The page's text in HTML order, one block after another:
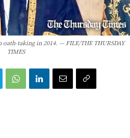
oath-taking in 2014. — FILE/THE THURSDAY
TIMES